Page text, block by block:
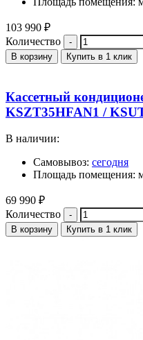
103 990 ₽
Количество
В корзину Купить в 1 клик
Кассетный
KSZT35HFAN1 /
В наличии:
Самовывоз: сегодня
Площадь помещения:
69 990 ₽
Количество
В корзину Купить в 1 клик